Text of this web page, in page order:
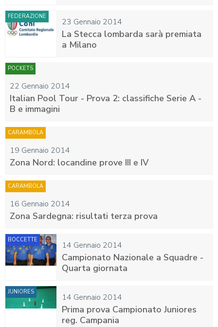
23 Gennaio 2014
FEDERAZIONE
La Stecca lombarda sarà premiata
a Milano
22 Gennaio 2014
POCKETS
Italian Pool Tour - Prova 2: classifiche Serie A -
B e immagini
19 Gennaio 2014
CARAMBOLA
Zona Nord: locandine prove III e IV
16 Gennaio 2014
CARAMBOLA
Zona Sardegna: risultati terza prova
14 Gennaio 2014
BOCCETTE
Campionato Nazionale a Squadre -
Quarta giornata
14 Gennaio 2014
JUNIORES
Prima prova Campionato Juniores
reg. Campania